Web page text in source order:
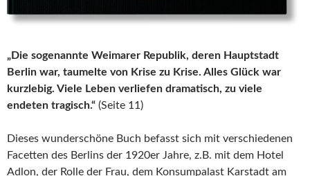
„Die sogenannte Weimarer Republik, deren Hauptstadt
Berlin war, taumelte von Krise zu Krise. Alles Glück war
kurzlebig. Viele Leben verliefen dramatisch, zu viele
endeten tragisch.“ (Seite 11)
Dieses wunderschöne Buch befasst sich mit verschiedenen
Facetten des Berlins der 1920er Jahre, z.B. mit dem Hotel
Adlon, der Rolle der Frau, dem Konsumpalast Karstadt am